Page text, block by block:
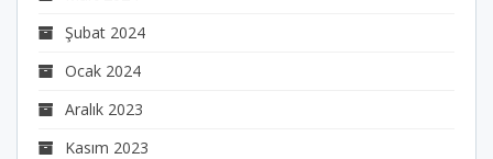
Şubat 2024
Ocak 2024
Aralık 2023
Kasım 2023